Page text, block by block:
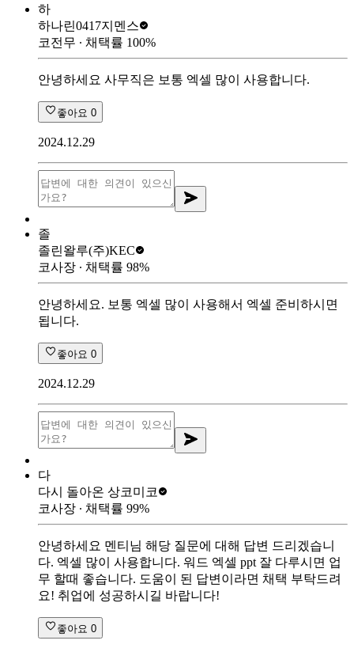
하
하나린0417지멘스
코전무 ∙ 채택률 100%
안녕하세요 사무직은 보통 엑셀 많이 사용합니다.
좋아요 0
2024.12.29
졸
졸린왈루(주)KEC
코사장 ∙ 채택률 98%
안녕하세요. 보통 엑셀 많이 사용해서 엑셀 준비하시면
됩니다.
좋아요 0
2024.12.29
다
다시 돌아온 상코미코
코사장 ∙ 채택률 99%
안녕하세요 멘티님 해당 질문에 대해 답변 드리겠습니
다. 엑셀 많이 사용합니다. 워드 엑셀 ppt 잘 다루시면 업
무 할때 좋습니다. 도움이 된 답변이라면 채택 부탁드려
요! 취업에 성공하시길 바랍니다!
좋아요 0